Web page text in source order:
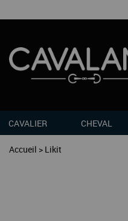
CAVALIER CHEVAL
Accueil > Likit